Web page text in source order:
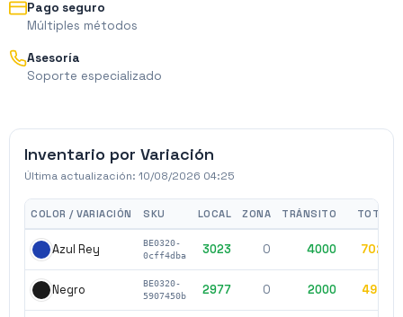
Pago seguro
Múltiples métodos
Asesoría
Soporte especializado
Inventario por Variación
Última actualización: 10/08/2026 04:25
COLOR / VARIACIÓN SKU LOCAL ZONA TRÁNSITO TOTAL
Azul Rey
BE0320-
0cff4dba
3023 0 4000 7023
Negro
BE0320-
5907450b
2977 0 2000 4977